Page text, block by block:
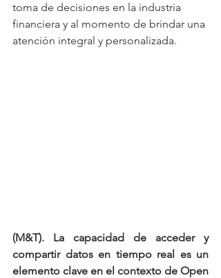
toma de decisiones en la industria
financiera y al momento de brindar una
atención integral y personalizada.
(M&T). La capacidad de acceder y
compartir datos en tiempo real es un
elemento clave en el contexto de Open